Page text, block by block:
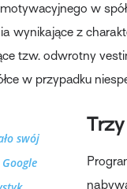
w
wynikające z
tzw. odwrotny
w przypadku
swój